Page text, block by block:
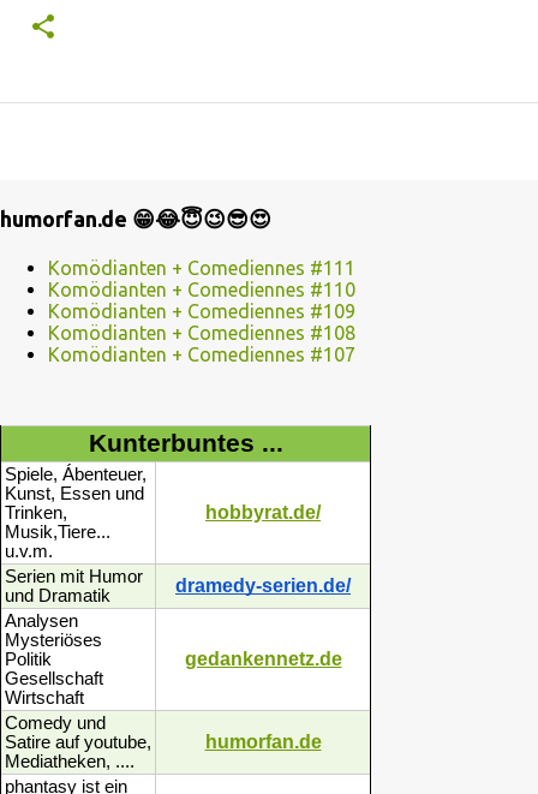
humorfan.de 😁😂😇😉😎😍
Komödianten + Comediennes #111
Komödianten + Comediennes #110
Komödianten + Comediennes #109
Komödianten + Comediennes #108
Komödianten + Comediennes #107
Kunterbuntes ...
Spiele, Ábenteuer,
Kunst, Essen und
Trinken,
Musik,Tiere...
u.v.m.
hobbyrat.de/
Serien mit Humor
und Dramatik
dramedy-serien.de/
Analysen
Mysteriöses
Politik
Gesellschaft
Wirtschaft
gedankennetz.de
Comedy und
Satire auf youtube,
Mediatheken, ....
humorfan.de
phantasy ist ein